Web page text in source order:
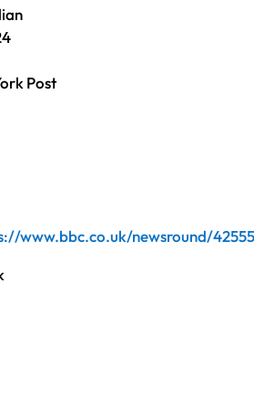
Post
www.bbc.co.uk/newsround/